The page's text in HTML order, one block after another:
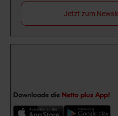
Jetzt zum
Downloade die Netto plus App!